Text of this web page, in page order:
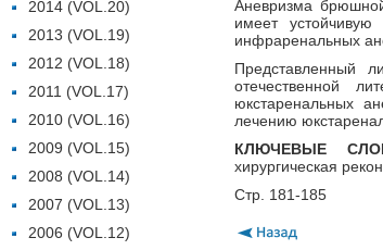
Аневризма
имеет
инфраренальных
Представленный
отечественной
юкстаренальных
лечению
КЛЮЧЕВЫЕ
хирургическая
Стр. 181-185
2014 (VOL.20)
2013 (VOL.19)
2012 (VOL.18)
2011 (VOL.17)
2010 (VOL.16)
2009 (VOL.15)
2008 (VOL.14)
2007 (VOL.13)
2006 (VOL.12)